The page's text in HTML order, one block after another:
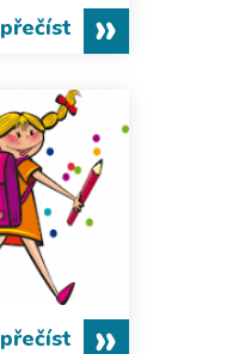
přečíst
přečíst